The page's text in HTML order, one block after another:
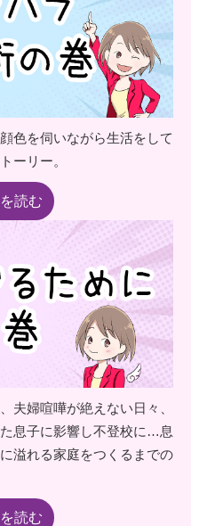
色を伺いながら生活をして
ーリー。
読む
夫婦喧嘩が絶えない日々、
息子に影響し不登校に…息
溢れる家庭をつくるまでの
読む